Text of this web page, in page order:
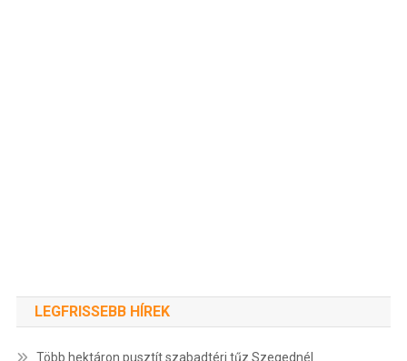
LEGFRISSEBB HÍREK
Több hektáron pusztít szabadtéri tűz Szegednél